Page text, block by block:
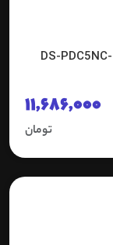
آشکار ساز حرکتی pir پرده ای با سیم مدل DS-PDC5NC-
11,686,000
تومان